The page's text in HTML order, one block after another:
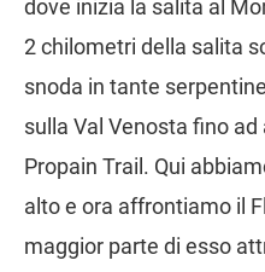
dove inizia la salita al
2 chilometri della salita
snoda in tante
sulla Val Venosta fino ad
Propain Trail. Qui
alto e ora affrontiamo il
maggior parte di esso